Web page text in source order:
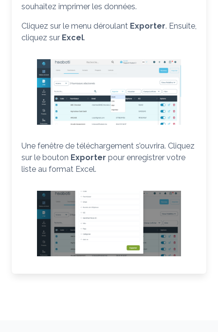
souhaitez imprimer les données.
Cliquez sur le menu déroulant Exporter. Ensuite,
cliquez sur Excel.
Une fenêtre de téléchargement s’ouvrira. Cliquez
sur le bouton Exporter pour enregistrer votre
liste au format Excel.